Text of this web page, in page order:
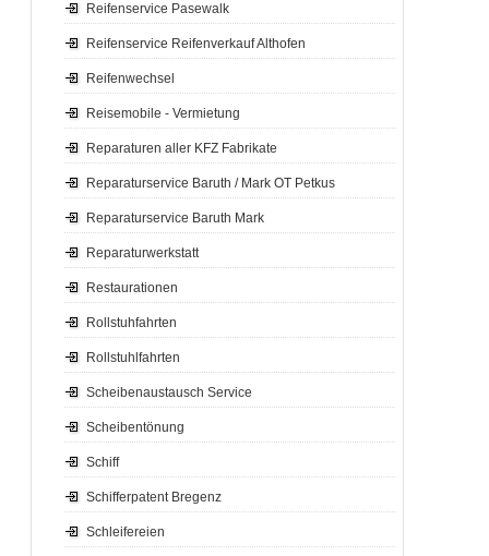
Reifenservice Pasewalk
Reifenservice Reifenverkauf Althofen
Reifenwechsel
Reisemobile - Vermietung
Reparaturen aller KFZ Fabrikate
Reparaturservice Baruth / Mark OT Petkus
Reparaturservice Baruth Mark
Reparaturwerkstatt
Restaurationen
Rollstuhfahrten
Rollstuhlfahrten
Scheibenaustausch Service
Scheibentönung
Schiff
Schifferpatent Bregenz
Schleifereien